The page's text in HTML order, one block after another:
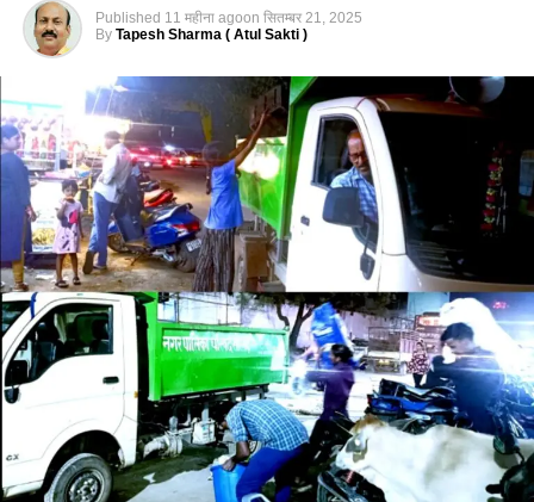
Published 11 महीना agoon सितम्बर 21, 2025
By Tapesh Sharma ( Atul Sakti )